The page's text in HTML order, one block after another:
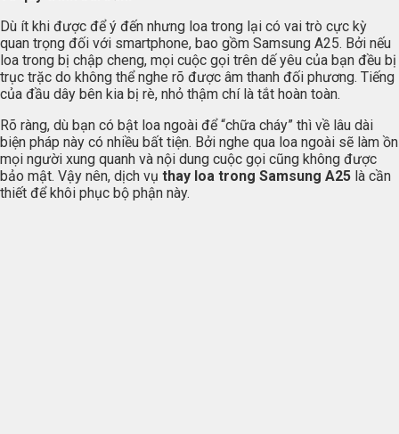
Dù ít khi được để ý đến nhưng loa trong lại có vai trò cực kỳ
quan trọng đối với smartphone, bao gồm Samsung A25. Bởi nếu
loa trong bị chập cheng, mọi cuộc gọi trên dế yêu của bạn đều bị
trục trặc do không thể nghe rõ được âm thanh đối phương. Tiếng
của đầu dây bên kia bị rè, nhỏ thậm chí là tắt hoàn toàn.
Rõ ràng, dù bạn có bật loa ngoài để “chữa cháy” thì về lâu dài
biện pháp này có nhiều bất tiện. Bởi nghe qua loa ngoài sẽ làm ồn
mọi người xung quanh và nội dung cuộc gọi cũng không được
bảo mật. Vậy nên, dịch vụ thay loa trong Samsung A25 là cần
thiết để khôi phục bộ phận này.